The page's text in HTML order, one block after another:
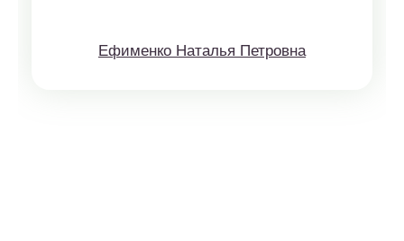
Ефименко Наталья Петровна